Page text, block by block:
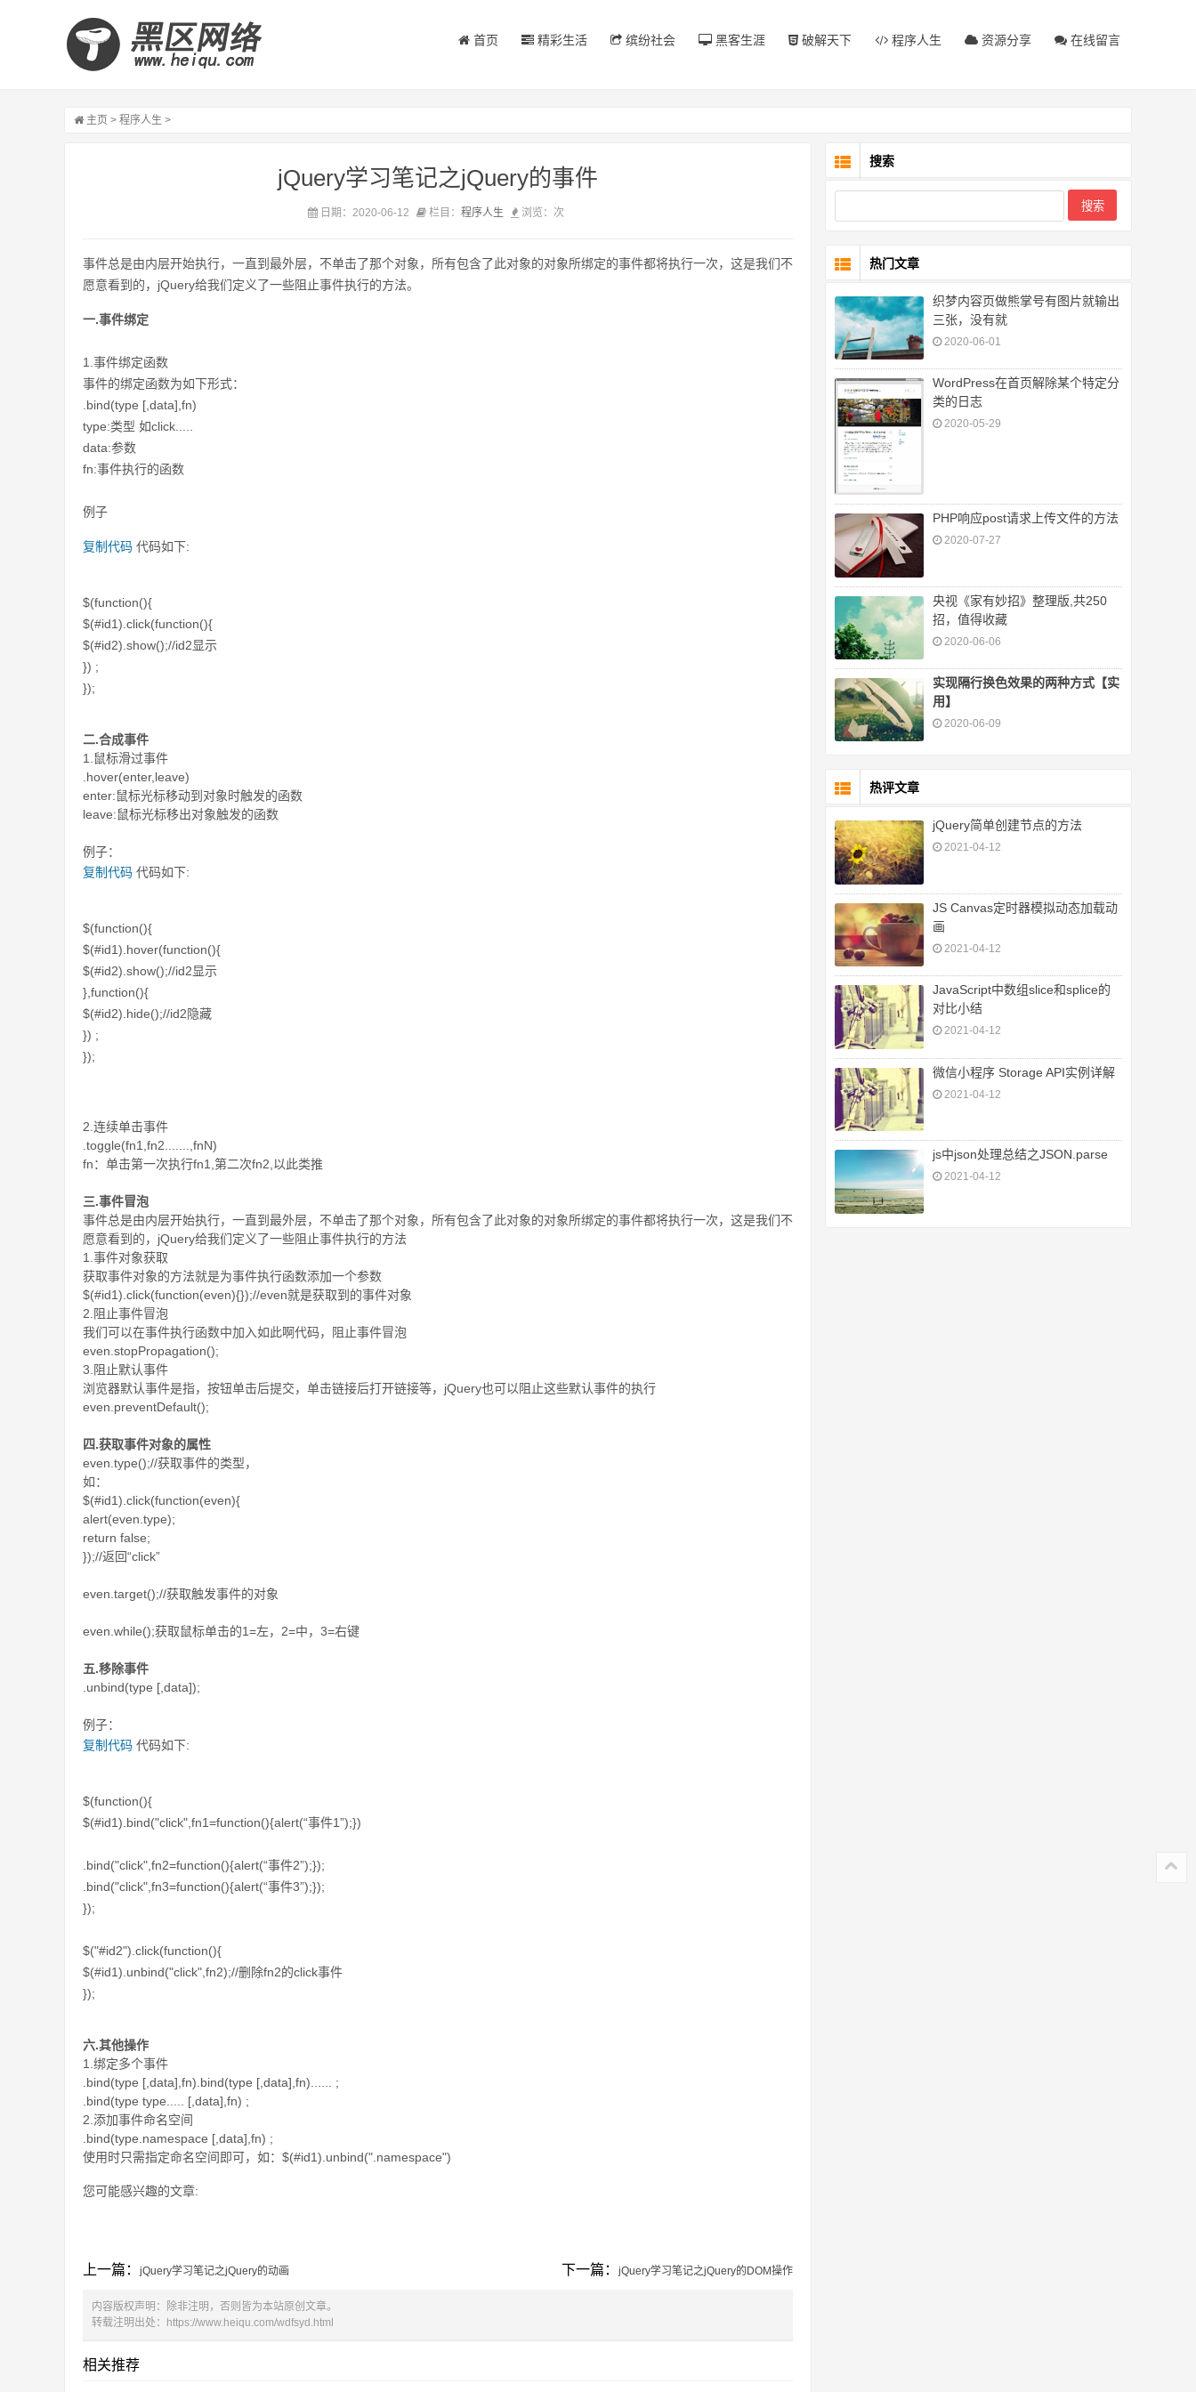
首页 精彩生活 缤纷社会 黑客生涯 破解天下 程序人生 资源分享 在线留言
主页 > 程序人生 >
jQuery学习笔记之jQuery的事件
日期：2020-06-12 栏目： 程序人生 浏览： 次
事件总是由内层开始执行，一直到最外层，不单击了那个对象，所有包含了此对象的对象所绑定的事件都将执行一次，这是我们不
愿意看到的，jQuery给我们定义了一些阻止事件执行的方法。
一.事件绑定
1.事件绑定函数
事件的绑定函数为如下形式：
.bind(type [,data],fn)
type:类型 如click.....
data:参数
fn:事件执行的函数
例子
复制代码 代码如下:
$(function(){
$(#id1).click(function(){
$(#id2).show();//id2显示
}) ;
});
二.合成事件
1.鼠标滑过事件
.hover(enter,leave)
enter:鼠标光标移动到对象时触发的函数
leave:鼠标光标移出对象触发的函数
例子：
复制代码 代码如下:
$(function(){
$(#id1).hover(function(){
$(#id2).show();//id2显示
},function(){
$(#id2).hide();//id2隐藏
}) ;
});
2.连续单击事件
.toggle(fn1,fn2.......,fnN)
fn：单击第一次执行fn1,第二次fn2,以此类推
三.事件冒泡
事件总是由内层开始执行，一直到最外层，不单击了那个对象，所有包含了此对象的对象所绑定的事件都将执行一次，这是我们不
愿意看到的，jQuery给我们定义了一些阻止事件执行的方法
1.事件对象获取
获取事件对象的方法就是为事件执行函数添加一个参数
$(#id1).click(function(even){});//even就是获取到的事件对象
2.阻止事件冒泡
我们可以在事件执行函数中加入如此啊代码，阻止事件冒泡
even.stopPropagation();
3.阻止默认事件
浏览器默认事件是指，按钮单击后提交，单击链接后打开链接等，jQuery也可以阻止这些默认事件的执行
even.preventDefault();
四.获取事件对象的属性
even.type();//获取事件的类型，
如：
$(#id1).click(function(even){
alert(even.type);
return false;
});//返回“click”
even.target();//获取触发事件的对象
even.while();获取鼠标单击的1=左，2=中，3=右键
五.移除事件
.unbind(type [,data]);
例子：
复制代码 代码如下:
$(function(){
$(#id1).bind("click",fn1=function(){alert(“事件1”);})
.bind("click",fn2=function(){alert(“事件2”);});
.bind("click",fn3=function(){alert(“事件3”);});
});
$("#id2").click(function(){
$(#id1).unbind("click",fn2);//删除fn2的click事件
});
六.其他操作
1.绑定多个事件
.bind(type [,data],fn).bind(type [,data],fn)...... ;
.bind(type type..... [,data],fn) ;
2.添加事件命名空间
.bind(type.namespace [,data],fn) ;
使用时只需指定命名空间即可，如：$(#id1).unbind(".namespace")
您可能感兴趣的文章:
上一篇： jQuery学习笔记之jQuery的动画 下一篇： jQuery学习笔记之jQuery的DOM操作
内容版权声明：除非注明，否则皆为本站原创文章。
转载注明出处：
https://www.heiqu.com/wdfsyd.html
相关推荐
搜索
热门文章
织梦内容页做熊掌号有图片就输出
三张，没有就
2020-06-01
WordPress在首页解除某个特定分
类的日志
2020-05-29
PHP响应post请求上传文件的方法
2020-07-27
央视《家有妙招》整理版,共250
招，值得收藏
2020-06-06
实现隔行换色效果的两种方式【实
用】
2020-06-09
热评文章
jQuery简单创建节点的方法
2021-04-12
JS Canvas定时器模拟动态加载动
画
2021-04-12
JavaScript中数组slice和splice的
对比小结
2021-04-12
微信小程序 Storage API实例详解
2021-04-12
js中json处理总结之JSON.parse
2021-04-12